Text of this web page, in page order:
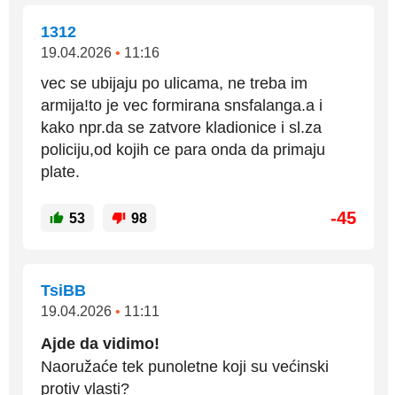
1312
19.04.2026 • 11:16
vec se ubijaju po ulicama, ne treba im
armija!to je vec formirana snsfalanga.a i
kako npr.da se zatvore kladionice i sl.za
policiju,od kojih ce para onda da primaju
plate.
53 98 -45
TsiBB
19.04.2026 • 11:11
Ajde da vidimo!
Naoružaće tek punoletne koji su većinski
protiv vlasti?